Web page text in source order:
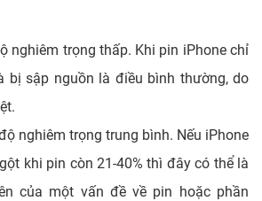
nghiêm trọng thấp. Khi pin iPhone chỉ
bị sập nguồn là điều bình thường, do
nghiêm trọng trung bình. Nếu iPhone
khi pin còn 21-40% thì đây có thể là
của một vấn đề về pin hoặc phần